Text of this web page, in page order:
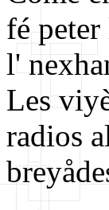
fé
l'
Les
radios